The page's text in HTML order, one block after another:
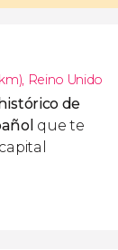
, Reino Unido
de
que te